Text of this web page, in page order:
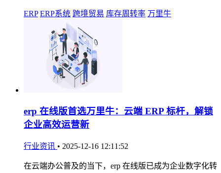
ERP ERP系统 跨境贸易 库存周转率 万里牛
erp 在线版首选万里牛：云端 ERP 标杆，解锁
企业高效运营新
行业资讯 • 2025-12-16 12:11:52
在云端办公普及的当下，erp 在线版已成为企业数字化转